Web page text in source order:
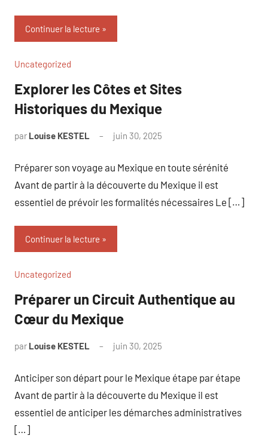
Continuer la lecture
Uncategorized
Explorer les Côtes et Sites
Historiques du Mexique
par Louise KESTEL juin 30, 2025
Préparer son voyage au Mexique en toute sérénité
Avant de partir à la découverte du Mexique il est
essentiel de prévoir les formalités nécessaires Le […]
Continuer la lecture
Uncategorized
Préparer un Circuit Authentique au
Cœur du Mexique
par Louise KESTEL juin 30, 2025
Anticiper son départ pour le Mexique étape par étape
Avant de partir à la découverte du Mexique il est
essentiel de anticiper les démarches administratives
[…]